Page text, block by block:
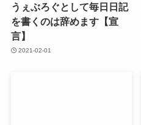
うぇぶろぐとして毎日日記
を書くのは辞めます【宣
言】
2021-02-01